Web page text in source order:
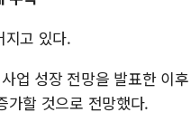
지고 있다.
업 성장 전망을 발표한 이
가할 것으로 전망했다.